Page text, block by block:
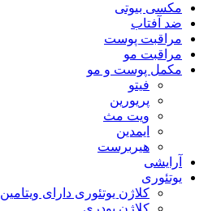
مکسی بیوتی
ضد آفتاب
مراقبت پوست
مراقبت مو
مکمل پوست و مو
فیتو
پریورین
ویت مث
ایمدین
هیربرست
آرایشی
یوتئوری
کلاژن یوتئوری دارای ویتامین c